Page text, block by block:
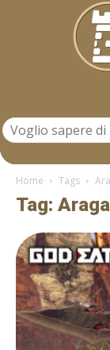
Home Tags
Tag: